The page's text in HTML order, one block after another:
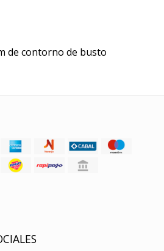
de contorno de busto